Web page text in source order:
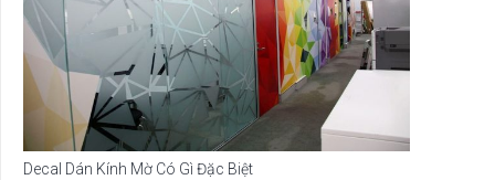
Decal Dán Kính Mờ Có Gì Đặc Biệt